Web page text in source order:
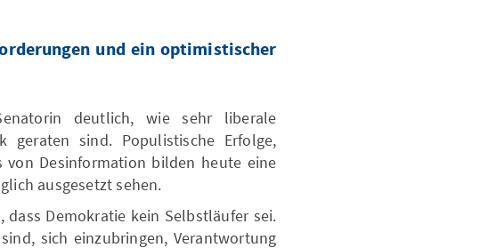
und ein optimistischer
deutlich, wie sehr liberale
geraten sind. Populistische Erfolge,
Desinformation bilden heute eine
ausgesetzt sehen.
dass Demokratie kein Selbstläufer sei.
sich einzubringen, Verantwortung